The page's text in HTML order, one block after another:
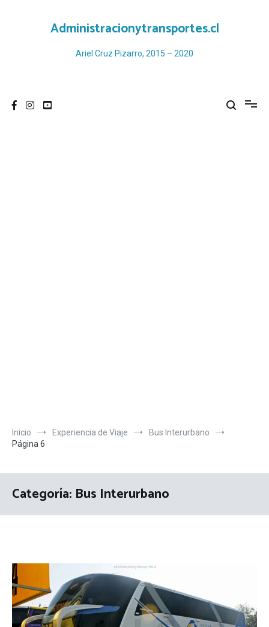
Administracionytransportes.cl
Ariel Cruz Pizarro, 2015 – 2020
Inicio Experiencia de Viaje
Bus Interurbano
Página 6
Categoría: Bus Interurbano